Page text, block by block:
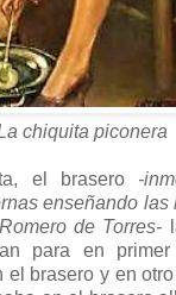
chiquita piconera
el brasero -
enseñando las
de Torres-
para en
el brasero y en